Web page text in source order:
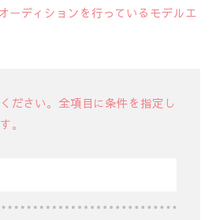
ーディションを行っているモデルエ
ださい。全項目に条件を指定し
。